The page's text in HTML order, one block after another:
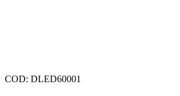
COD: DLED60001